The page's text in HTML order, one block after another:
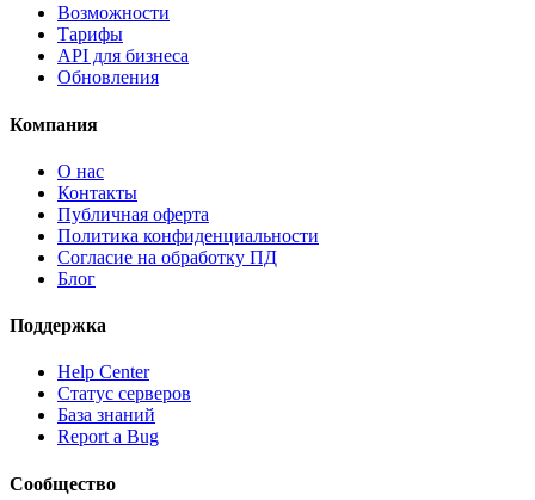
Возможности
Тарифы
API для бизнеса
Обновления
Компания
О нас
Контакты
Публичная оферта
Политика конфиденциальности
Согласие на обработку ПД
Блог
Поддержка
Help Center
Статус серверов
База знаний
Report a Bug
Сообщество